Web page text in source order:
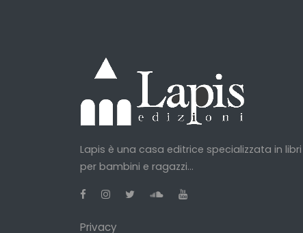
Lapis è una casa editrice specializzata in libri
per bambini e ragazzi...
Privacy